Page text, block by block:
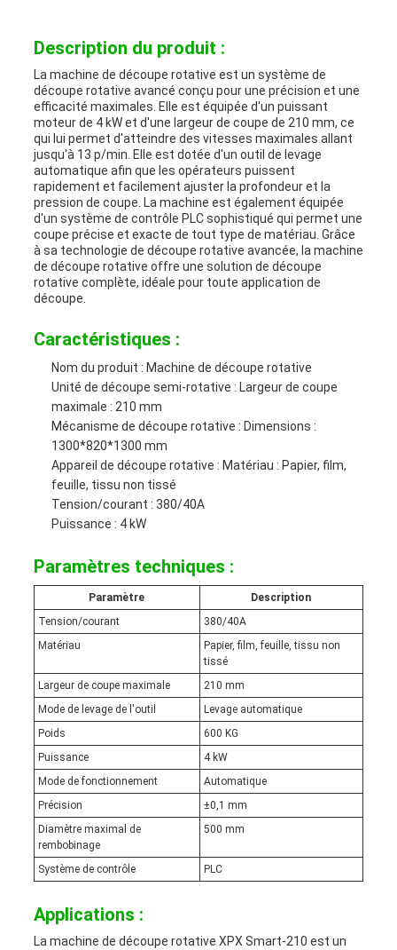
NOUVELLES
LES
AFFAIRES
PLAN
POLITIQUE
CONFIDENTIALITÉ
Description du produit :
La machine de découpe rotative est un système de
découpe rotative avancé conçu pour une précision et une
efficacité maximales. Elle est équipée d'un puissant
moteur de 4 kW et d'une largeur de coupe de 210 mm, ce
qui lui permet d'atteindre des vitesses maximales allant
jusqu'à 13 p/min. Elle est dotée d'un outil de levage
automatique afin que les opérateurs puissent
rapidement et facilement ajuster la profondeur et la
pression de coupe. La machine est également équipée
d'un système de contrôle PLC sophistiqué qui permet une
coupe précise et exacte de tout type de matériau. Grâce
à sa technologie de découpe rotative avancée, la machine
de découpe rotative offre une solution de découpe
rotative complète, idéale pour toute application de
découpe.
Caractéristiques :
Nom du produit : Machine de découpe rotative
Unité de découpe semi-rotative : Largeur de coupe
maximale : 210 mm
Mécanisme de découpe rotative : Dimensions :
1300*820*1300 mm
Appareil de découpe rotative : Matériau : Papier, film,
feuille, tissu non tissé
Tension/courant : 380/40A
Puissance : 4 kW
Paramètres techniques :
Paramètre
Description
Tension/courant
380/40A
Matériau
Papier, film, feuille, tissu non
tissé
Largeur de coupe maximale
210 mm
Mode de levage de l'outil
Levage automatique
Poids
600 KG
Puissance
4 kW
Mode de fonctionnement
Automatique
Précision
±0,1 mm
Diamètre maximal de
rembobinage
500 mm
Système de contrôle PLC
Applications :
La machine de découpe rotative XPX Smart-210 est un